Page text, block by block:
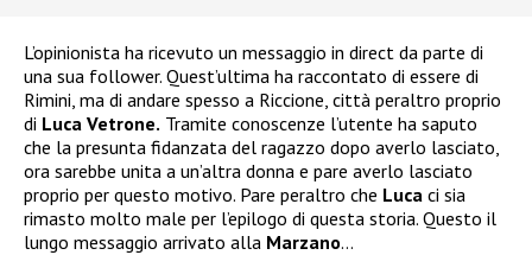
L’opinionista ha ricevuto un messaggio in direct da parte di
una sua follower. Quest’ultima ha raccontato di essere di
Rimini, ma di andare spesso a Riccione, città peraltro proprio
di Luca Vetrone. Tramite conoscenze l’utente ha saputo
che la presunta fidanzata del ragazzo dopo averlo lasciato,
ora sarebbe unita a un’altra donna e pare averlo lasciato
proprio per questo motivo. Pare peraltro che Luca ci sia
rimasto molto male per l’epilogo di questa storia. Questo il
lungo messaggio arrivato alla Marzano…